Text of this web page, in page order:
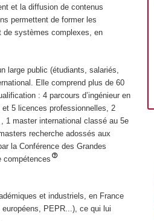
et la diffusion de contenus
permettent de former les
de systèmes complexes, en
large public (étudiants, salariés,
Elle comprend plus de 60
: 4 parcours d’ingénieur en
et 5 licences professionnelles, 2
, 1 master international classé au 5e
masters recherche adossés aux
la Conférence des Grandes
compétences
et industriels, en France
PEPR...), ce qui lui